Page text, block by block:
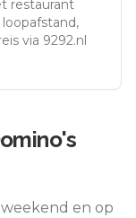
restaurant
via 9292.nl
en op